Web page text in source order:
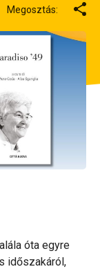
Megosztás:
óta egyre
időszakáról,